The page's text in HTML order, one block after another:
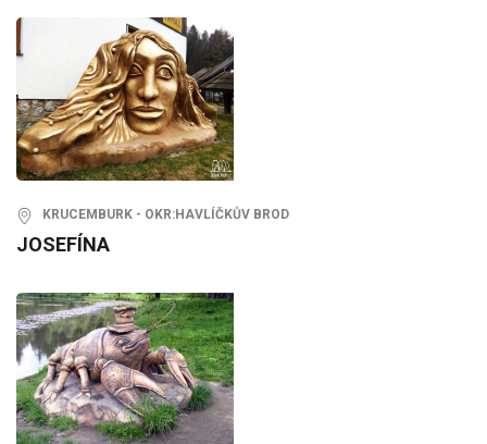
KRUCEMBURK - OKR:HAVLÍČKŮV BROD
JOSEFÍNA